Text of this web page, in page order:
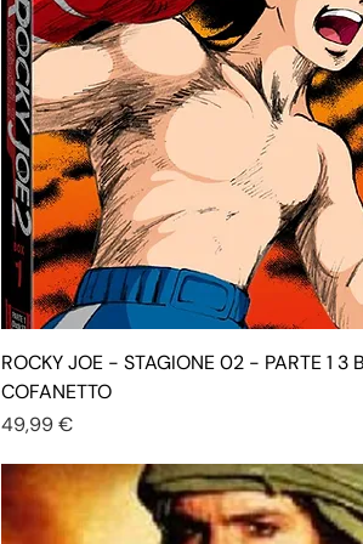
ROCKY JOE - STAGIONE 02 - PARTE 1 3
COFANETTO
Prezzo
49,99 €